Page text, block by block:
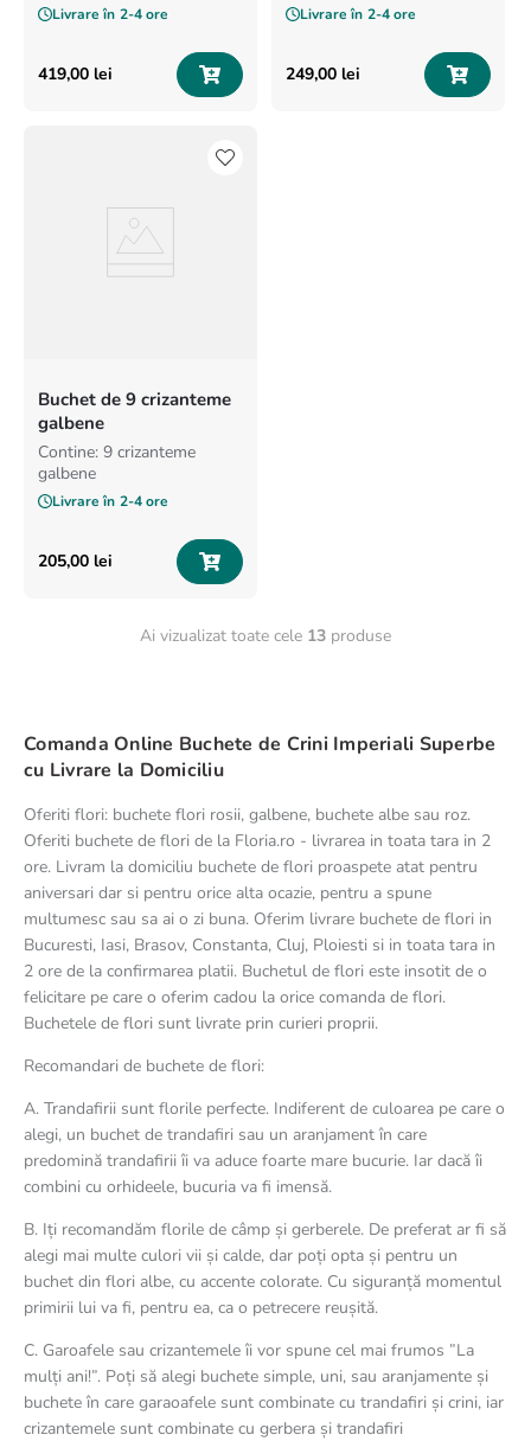
Livrare în 2-4 ore
419,00 lei
Livrare în 2-4 ore
249,00 lei
Buchet de 9 crizanteme
galbene
Contine: 9 crizanteme
galbene
Livrare în 2-4 ore
205,00 lei
Ai vizualizat toate cele 13 produse
Comanda Online Buchete de Crini Imperiali Superbe
cu Livrare la Domiciliu
Oferiti flori: buchete flori rosii, galbene, buchete albe sau roz.
Oferiti buchete de flori de la Floria.ro - livrarea in toata tara in 2
ore. Livram la domiciliu buchete de flori proaspete atat pentru
aniversari dar si pentru orice alta ocazie, pentru a spune
multumesc sau sa ai o zi buna. Oferim livrare buchete de flori in
Bucuresti, Iasi, Brasov, Constanta, Cluj, Ploiesti si in toata tara in
2 ore de la confirmarea platii. Buchetul de flori este insotit de o
felicitare pe care o oferim cadou la orice comanda de flori.
Buchetele de flori sunt livrate prin curieri proprii.
Recomandari de buchete de flori:
A. Trandafirii sunt florile perfecte. Indiferent de culoarea pe care o
alegi, un buchet de trandafiri sau un aranjament în care
predomină trandafirii îi va aduce foarte mare bucurie. Iar dacă îi
combini cu orhideele, bucuria va fi imensă.
B. Iți recomandăm florile de câmp și gerberele. De preferat ar fi să
alegi mai multe culori vii și calde, dar poți opta și pentru un
buchet din flori albe, cu accente colorate. Cu siguranță momentul
primirii lui va fi, pentru ea, ca o petrecere reușită.
C. Garoafele sau crizantemele îi vor spune cel mai frumos ”La
mulți ani!”. Poți să alegi buchete simple, uni, sau aranjamente și
buchete în care garaoafele sunt combinate cu trandafiri și crini, iar
crizantemele sunt combinate cu gerbera și trandafiri